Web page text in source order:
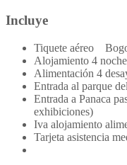
Incluye
Tiquete aéreo
Alojamiento 4
Alimentación 4
Entrada al parque
Entrada a Panaca
exhibiciones)
Iva alojamiento
Tarjeta asistencia